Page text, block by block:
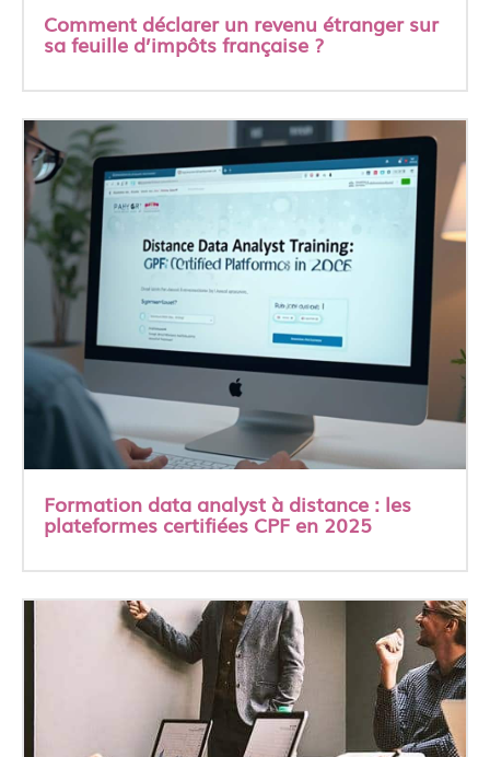
Comment déclarer un revenu étranger sur
sa feuille d’impôts française ?
Formation data analyst à distance : les
plateformes certifiées CPF en 2025